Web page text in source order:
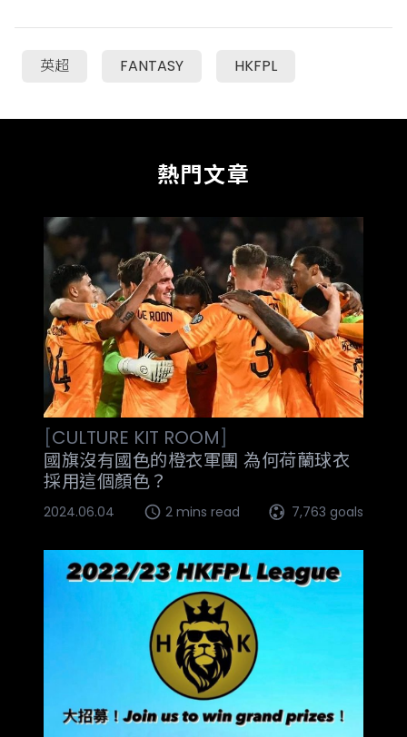
英超 FANTASY HKFPL
熱門文章
[CULTURE KIT ROOM]
國旗沒有國色的橙衣軍團 為何荷蘭球衣
採用這個顏色？
2024.06.04 2 mins read 7,763 goals